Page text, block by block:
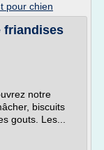
pour chien
friandises
notre
biscuits
gouts. Les...